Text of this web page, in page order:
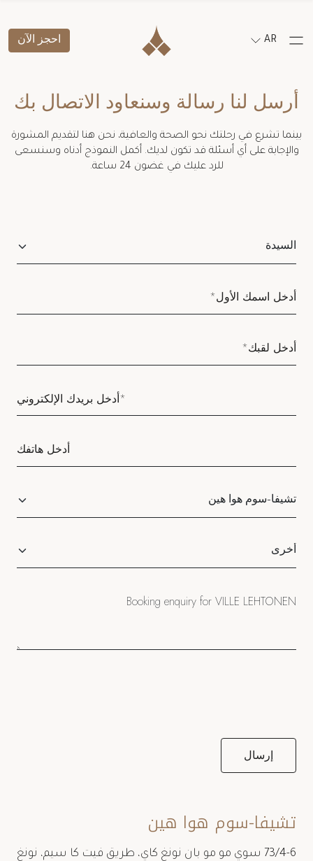
AR احجز الآن
أرسل لنا رسالة وسنعاود الاتصال بك
بينما تشرع في رحلتك نحو الصحة والعافية، نحن هنا لتقديم المشورة
والإجابة على أي أسئلة قد تكون لديك. أكمل النموذج أدناه وسنسعى
للرد عليك في غضون 24 ساعة.
تشيفا-سوم هوا هين
73/4-6 سوي مو مو بان نونغ كاي، طريق فيت كا سيم، نونغ